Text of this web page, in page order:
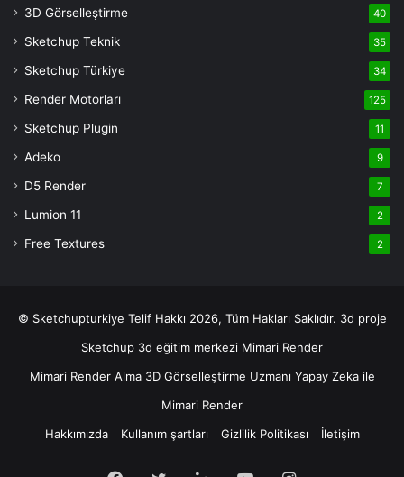
Bonusu
casino
bonusu
veren
bonusu
veren
3D Görselleştirme 40
Sketchup Teknik 35
Sketchup Türkiye 34
Render Motorları 125
Sketchup Plugin 11
Adeko 9
D5 Render 7
Lumion 11 2
Free Textures 2
© Sketchupturkiye Telif Hakkı 2026, Tüm Hakları Saklıdır. 3d proje
Sketchup 3d eğitim merkezi Mimari Render
Mimari Render Alma 3D Görselleştirme Uzmanı Yapay Zeka ile
Mimari Render
Hakkımızda
Kullanım şartları Gizlilik Politikası İletişim